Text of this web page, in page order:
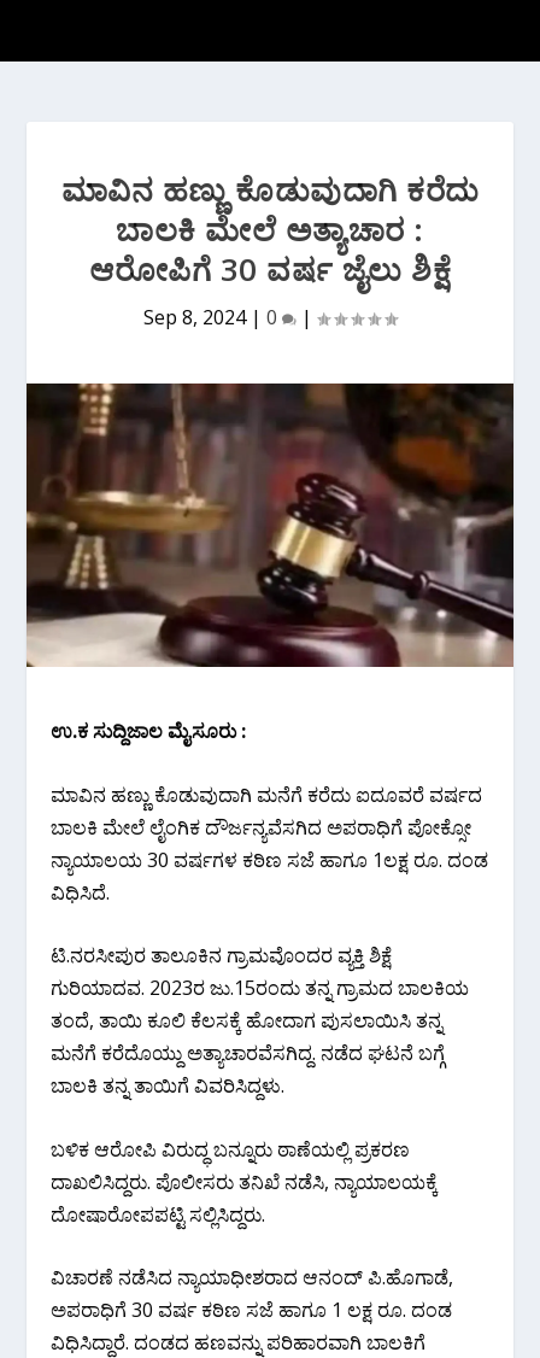
ಮಾವಿನ ಹಣ್ಣು ಕೊಡುವುದಾಗಿ ಕರೆದು
ಬಾಲಕಿ ಮೇಲೆ ಅತ್ಯಾಚಾರ :
ಆರೋಪಿಗೆ 30 ವರ್ಷ ಜೈಲು ಶಿಕ್ಷೆ
Sep 8, 2024| 0 |
ಉ.ಕ ಸುದ್ದಿಜಾಲ ಮೈಸೂರು :
ಮಾವಿನ ಹಣ್ಣು ಕೊಡುವುದಾಗಿ ಮನೆಗೆ ಕರೆದು ಐದೂವರೆ ವರ್ಷದ
ಬಾಲಕಿ ಮೇಲೆ ಲೈಂಗಿಕ ದೌರ್ಜನ್ಯವೆಸಗಿದ ಅಪರಾಧಿಗೆ ಪೋಕ್ಸೋ
ನ್ಯಾಯಾಲಯ 30 ವರ್ಷಗಳ ಕಠಿಣ ಸಜೆ ಹಾಗೂ 1ಲಕ್ಷ ರೂ. ದಂಡ
ವಿಧಿಸಿದೆ.
ಟಿ.ನರಸೀಪುರ ತಾಲೂಕಿನ ಗ್ರಾಮವೊಂದರ ವ್ಯಕ್ತಿ ಶಿಕ್ಷೆ
ಗುರಿಯಾದವ. 2023ರ ಜು.15ರಂದು ತನ್ನ ಗ್ರಾಮದ ಬಾಲಕಿಯ
ತಂದೆ, ತಾಯಿ ಕೂಲಿ ಕೆಲಸಕ್ಕೆ ಹೋದಾಗ ಪುಸಲಾಯಿಸಿ ತನ್ನ
ಮನೆಗೆ ಕರೆದೊಯ್ದು ಅತ್ಯಾಚಾರವೆಸಗಿದ್ದ. ನಡೆದ ಘಟನೆ ಬಗ್ಗೆ
ಬಾಲಕಿ ತನ್ನ ತಾಯಿಗೆ ವಿವರಿಸಿದ್ದಳು.
ಬಳಿಕ ಆರೋಪಿ ವಿರುದ್ಧ ಬನ್ನೂರು ಠಾಣೆಯಲ್ಲಿ ಪ್ರಕರಣ
ದಾಖಲಿಸಿದ್ದರು. ಪೊಲೀಸರು ತನಿಖೆ ನಡೆಸಿ, ನ್ಯಾಯಾಲಯಕ್ಕೆ
ದೋಷಾರೋಪಪಟ್ಟಿ ಸಲ್ಲಿಸಿದ್ದರು.
ವಿಚಾರಣೆ ನಡೆಸಿದ ನ್ಯಾಯಾಧೀಶರಾದ ಆನಂದ್ ‌ಪಿ‌.ಹೊಗಾಡೆ,
ಅಪರಾಧಿಗೆ 30 ವರ್ಷ ಕಠಿಣ ಸಜೆ ಹಾಗೂ 1 ಲಕ್ಷ ರೂ. ದಂಡ
ವಿಧಿಸಿದ್ದಾರೆ. ದಂಡದ ಹಣವನ್ನು ಪರಿಹಾರವಾಗಿ ಬಾಲಕಿಗೆ